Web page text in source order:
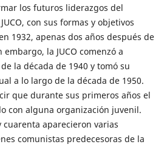
los futuros liderazgos del
con sus formas y objetivos
1932, apenas dos años después de
embargo, la JUCO comenzó a
la década de 1940 y tomó su
a lo largo de la década de 1950.
que durante sus primeros años el
con alguna organización juvenil.
aparecieron varias
comunistas predecesoras de la